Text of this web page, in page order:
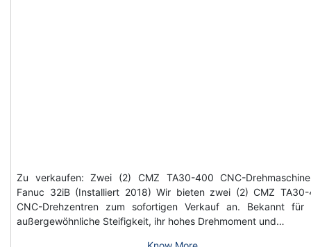
Zu verkaufen: Zwei (2) CMZ TA30-400 CNC-
Fanuc 32iB (Installiert 2018) Wir bieten zwei (2) CMZ
CNC-Drehzentren zum sofortigen Verkauf an. Bekannt für
außergewöhnliche Steifigkeit, ihr hohes Drehmoment und…